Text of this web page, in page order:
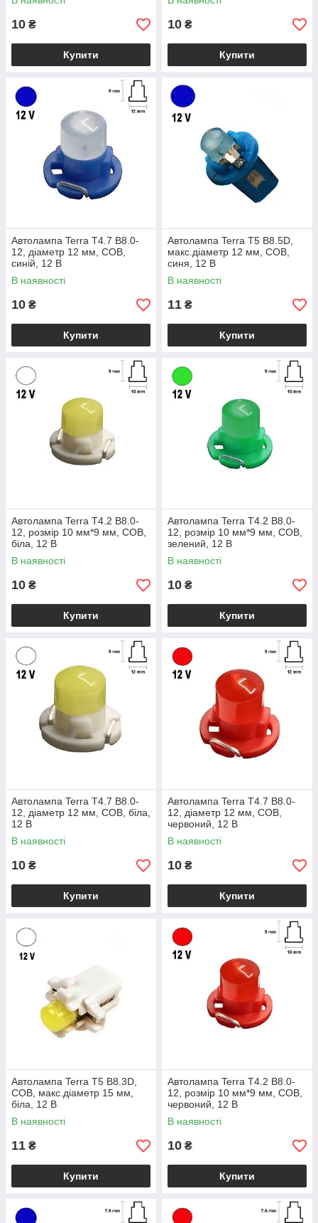
10 ₴
Купити
10 ₴
Купити
Автолампа Terra T4.7 B8.0-
12, діаметр 12 мм, COB,
синій, 12 В
В наявності
10 ₴
Купити
Автолампа Terra T5 B8.5D,
макс.діаметр 12 мм, COB,
синя, 12 В
В наявності
11 ₴
Купити
Автолампа Terra T4.2 B8.0-
12, розмір 10 мм*9 мм, COB,
біла, 12 В
В наявності
10 ₴
Купити
Автолампа Terra T4.2 B8.0-
12, розмір 10 мм*9 мм, COB,
зелений, 12 В
В наявності
10 ₴
Купити
Автолампа Terra T4.7 B8.0-
12, діаметр 12 мм, COB, біла,
12 В
В наявності
10 ₴
Купити
Автолампа Terra T4.7 B8.0-
12, діаметр 12 мм, COB,
червоний, 12 В
В наявності
10 ₴
Купити
Автолампа Terra T5 B8.3D,
COB, макс.діаметр 15 мм,
біла, 12 В
В наявності
11 ₴
Купити
Автолампа Terra T4.2 B8.0-
12, розмір 10 мм*9 мм, COB,
червоний, 12 В
В наявності
10 ₴
Купити